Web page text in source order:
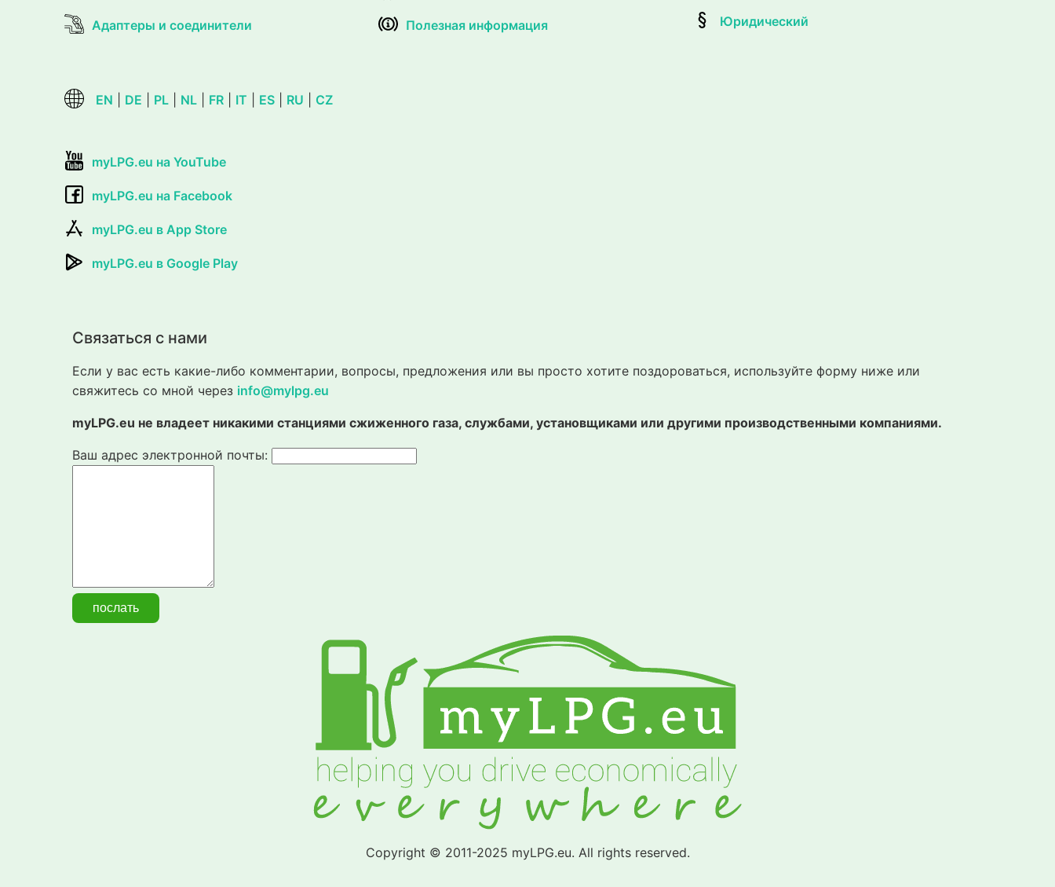
Адаптеры и соединители Полезная информация Юридический
EN DE PL NL FR IT ES RU CZ
myLPG.eu на YouTube
myLPG.eu на Facebook
myLPG.eu в App Store
myLPG.eu в Google Play
Связаться с нами
Если у вас есть какие-либо комментарии, вопросы, предложения или вы просто хотите поздороваться, используйте форму ниже или
свяжитесь со мной через info@mylpg.eu
myLPG.eu не владеет никакими станциями сжиженного газа, службами, установщиками или другими производственными компаниями.
Ваш адрес электронной почты:
Copyright © 2011-2025 myLPG.eu. All rights reserved.